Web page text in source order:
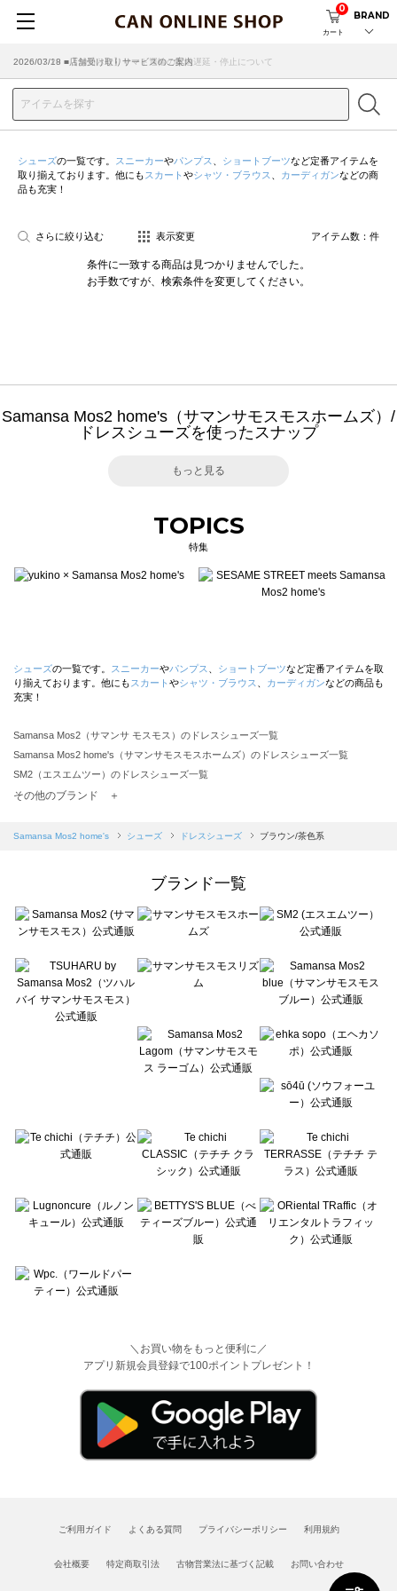
カート
0
BRAND
2026/07/29 ■【お知らせ】ヤマト運輸の配送遅延・停止について
2026/03/18 ■店舗受け取りサービスのご案内
シューズの一覧です。 スニーカーやパンプス ショートブーツなど定番アイテムを
取り揃えております。他にも スカート やシャツ・ブラウス カーディガンなどの商
品も充実！
さらに絞り込む 表示変更 アイテム数： 件
条件に一致する商品は見つかりませんでした。
お手数ですが、検索条件を変更してください。
Samansa Mos2 home's（サマンサモスモスホームズ）/
ドレスシューズを使ったスナップ
もっと見る
TOPICS
特集
シューズの一覧です。 スニーカーやパンプス ショートブーツなど定番アイテムを取
り揃えております。他にも スカート やシャツ・ブラウス カーディガンなどの商品も
充実！
Samansa Mos2（サマンサ モスモス）のドレスシューズ一覧
Samansa Mos2 home's（サマンサモスモスホームズ）のドレスシューズ一覧
SM2（エスエムツー）のドレスシューズ一覧
Samansa Mos2 blue（サマンサモスモス ブルー）のドレスシューズ一覧
sō4ū（ソウフォーユー）のドレスシューズ一覧
Te chichi（テチチ）のドレスシューズ一覧
Te chichi CLASSIC（テチチ クラシック）のドレスシューズ一覧
Lugnoncure（ルノンキュール）のドレスシューズ一覧
BETTY'S BLUE（べティーズブルー）のドレスシューズ一覧
Wpc.（ワールドパーティー）のドレスシューズ一覧
その他のブランド ＋
Samansa Mos2 home's シューズ ドレスシューズ ブラウン/茶色系
ブランド一覧
＼お買い物をもっと便利に／
アプリ新規会員登録で100ポイントプレゼント！
ご利用ガイド よくある質問 プライバシーポリシー 利用規約
会社概要 特定商取引法 古物営業法に基づく記載 お問い合わせ